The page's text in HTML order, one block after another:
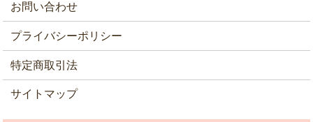
お問い合わせ
プライバシーポリシー
特定商取引法
サイトマップ